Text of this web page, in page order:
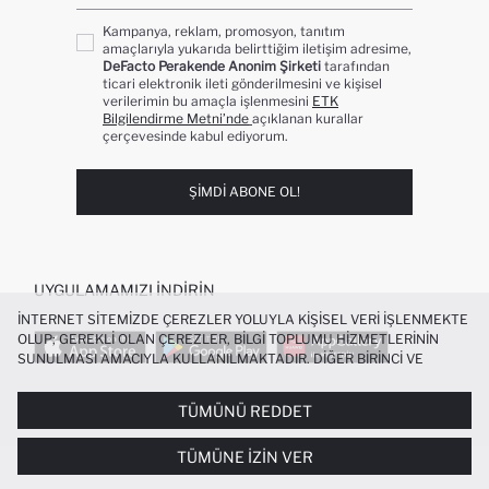
Kampanya, reklam, promosyon, tanıtım
amaçlarıyla yukarıda belirttiğim iletişim adresime,
DeFacto Perakende Anonim Şirketi tarafından
ticari elektronik ileti gönderilmesini ve kişisel
verilerimin bu amaçla işlenmesini ETK
Bilgilendirme Metni’nde açıklanan kurallar
çerçevesinde kabul ediyorum.
ŞIMDI ABONE OL!
UYGULAMAMIZI İNDIRIN
POPÜLER KATEGORILER
BIKINI
KADIN BEYAZ TIŞÖRT
ERKEK BEYAZ TIŞÖRT
İNTERNET SITEMIZDE ÇEREZLER YOLUYLA KIŞISEL VERI IŞLENMEKTE
OLUP; GEREKLI OLAN ÇEREZLER, BILGI TOPLUMU HIZMETLERININ
SUNULMASI AMACIYLA KULLANILMAKTADIR. DIĞER BIRINCI VE
DENEYIMI SUNULABILMESI, SITEMIZIN DAHA IŞLEVSEL KILINMASI VE
KIŞISELLEŞTIRMESI VE AÇIK RIZA VERMENIZ HALINDE, SIZLERE
YÖNELIK PAZARLAMA FAALIYETLERININ YAPILMASI AMAÇLARIYLA
SINIRLI OLARAK KULLANILACAKTIR. ÇEREZLERE DAIR TERCIHLERINIZI
ÇEREZ TERCIHLERIPANELI ARACILIĞIYLA HER ZAMAN YÖNETEBILIR,
TÜMÜNÜ REDDET
TÜMÜNE İZIN VER